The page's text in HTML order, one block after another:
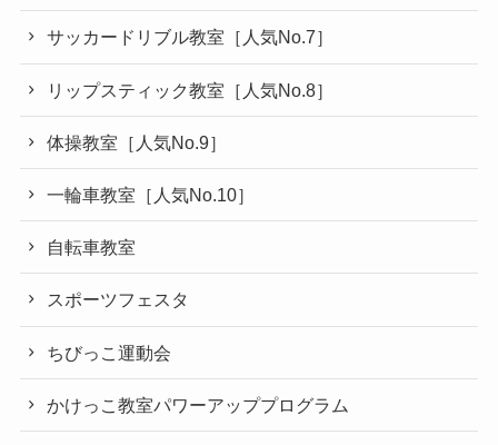
サッカードリブル教室［人気No.7］
リップスティック教室［人気No.8］
体操教室［人気No.9］
一輪車教室［人気No.10］
自転車教室
スポーツフェスタ
ちびっこ運動会
かけっこ教室パワーアッププログラム